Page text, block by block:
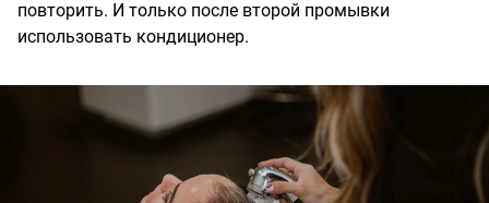
повторить. И только после второй промывки
использовать кондиционер.